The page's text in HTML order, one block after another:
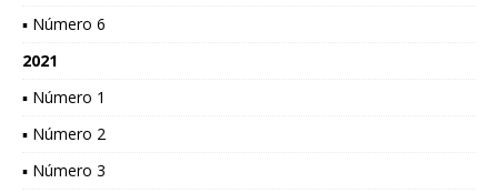
▪ Número 6
2021
▪ Número 1
▪ Número 2
▪ Número 3